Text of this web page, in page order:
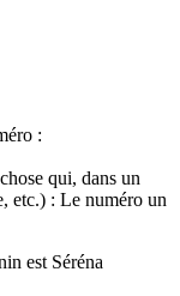
:
qui, dans un
etc.) : Le numéro un
est Séréna